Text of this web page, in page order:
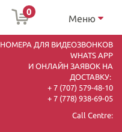
0
Меню
НОМЕРА ДЛЯ ВИДЕОЗВОНКОВ
WHATS APP
И ОНЛАЙН ЗАЯВОК НА
ДОСТАВКУ:
+ 7 (707) 579-48-10
+ 7 (778) 938-69-05
Call Centre: